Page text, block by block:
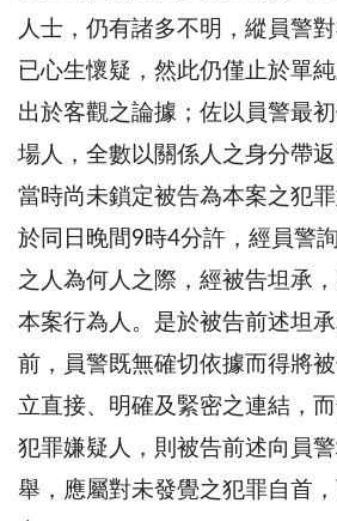
人士，仍有諸多不明，縱員警
已心生懷疑，然此仍僅止於單
出於客觀之論據；佐以員警最
場人，全數以關係人之身分帶
當時尚未鎖定被告為本案之犯
於同日晚間9時4分許，經員警
之人為何人之際，經被告坦承
本案行為人。是於被告前述坦
前，員警既無確切依據而得將
立直接、明確及緊密之連結，
犯罪嫌疑人，則被告前述向員
舉，應屬對未發覺之犯罪自首